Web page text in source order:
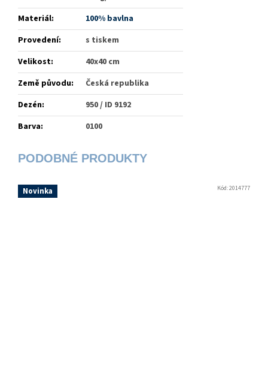
Materiál:
100% bavlna
Provedení:
s tiskem
Velikost:
40x40 cm
Země původu:
Česká republika
Dezén:
950 / ID 9192
Barva: 0100
Novinka Kód:2014777